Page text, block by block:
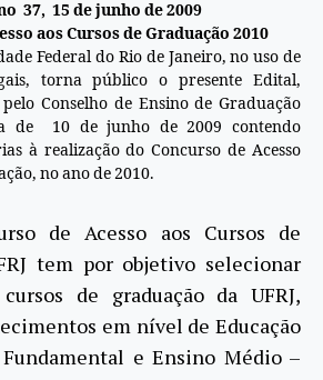
37, 15 de junho de 2009
aos Cursos de Graduação 2010
Federal do Rio de Janeiro, no uso de
torna público o presente Edital,
Conselho de Ensino de Graduação
de 10 de junho de 2009 contendo
à realização do Concurso de Acesso
no ano de 2010.
de Acesso aos Cursos de
tem por objetivo selecionar
de graduação da UFRJ,
em nível de Educação
e Ensino Médio –